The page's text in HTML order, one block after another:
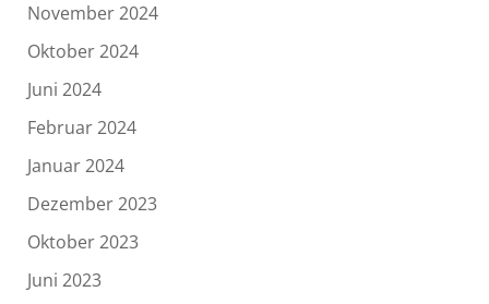
November 2024
Oktober 2024
Juni 2024
Februar 2024
Januar 2024
Dezember 2023
Oktober 2023
Juni 2023